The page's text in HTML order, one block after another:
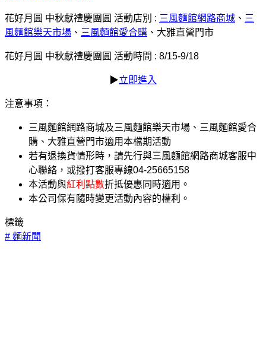
花好月圓 中秋獻禮慶團圓 活動店別 : 三風麵館網路商城 、 三
風麵館樂天市場 、 三風麵館愛合購 、大雅直營門市
花好月圓 中秋獻禮慶團圓 活動時間 : 8/15-9/18
▶立即進入
注意事項：
三風麵館網路商城及三風麵館樂天市場、三風麵館愛合
購、大雅直營門市適用本檔期活動
若有退換貨情形時，請先行與三風麵館網路商城客服中
心聯絡，或撥打客服專線04-25665158
本活動與紅利點數折抵優惠同時適用。
本公司保有隨時變更活動內容的權利。
標籤
# 麵新聞